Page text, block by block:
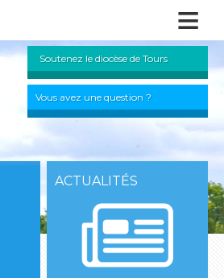
≡
Soutenez le diocèse de Tours
Vous avez une question ?
ACTUALITÉS